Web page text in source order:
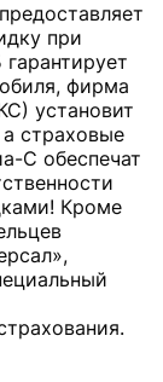
при
фирма
установит
страховые
С обеспечат
Кроме